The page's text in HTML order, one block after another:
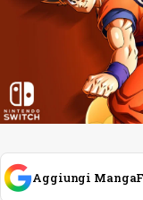
Aggiungi